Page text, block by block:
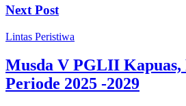
Next Post
Lintas Peristiwa
Musda V PGLII
Periode 2025 -2029